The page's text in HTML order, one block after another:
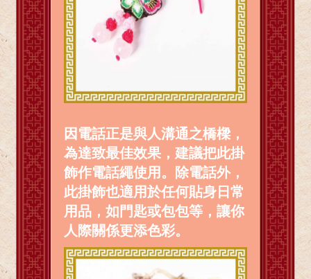
因電話正是與人溝通之橋樑，
為達致最佳效果，建議把此掛
飾作電話繩使用。除電話外，
此掛飾也適用於任何貼身日常
用品，如門匙或包包等，讓你
人際關係更添色彩。